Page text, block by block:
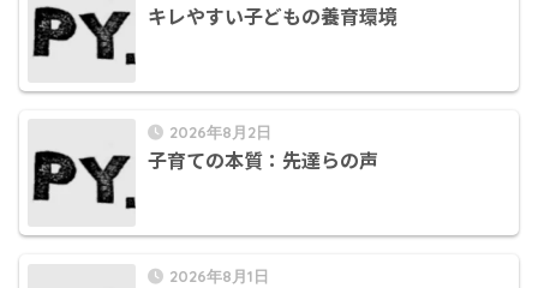
キレやすい子どもの養育環境
2026年8月2日
子育ての本質：先達らの声
2026年8月1日